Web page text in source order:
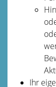
Ihr